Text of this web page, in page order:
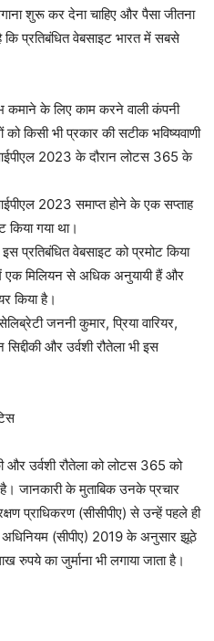
शुरू कर देना चाहिए और पैसा जीतना
कि प्रतिबंधित वेबसाइट भारत में सबसे
के लिए काम करने वाली कंपनी
किसी भी प्रकार की सटीक भविष्यवाणी
2023 के दौरान लोटस 365 के
2023 समाप्त होने के एक सप्ताह
गया था।
प्रतिबंधित वेबसाइट को प्रमोट किया
मिलियन से अधिक अनुयायी हैं और
किया है।
जननी कुमार, प्रिया वारियर,
और उर्वशी रौतेला भी इस
और उर्वशी रौतेला को लोटस 365 को
जानकारी के मुताबिक उनके प्रचार
प्राधिकरण (सीसीपीए) से उन्हें पहले ही
अधिनियम (सीपीए) 2019 के अनुसार झूठे
रुपये का जुर्माना भी लगाया जाता है।